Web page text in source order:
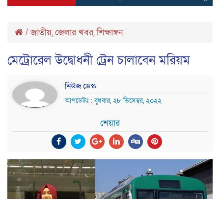
/জাতীয়,জেলার খবর,শিক্ষাঙ্গন
মেট্রোরেল উদ্বোধনী ট্রেন চালাবেন মরিয়ম
নিউজ ডেস্ক
আপডেটঃ : বুধবার, ২৮ ডিসেম্বর, ২০২২
শেয়ার